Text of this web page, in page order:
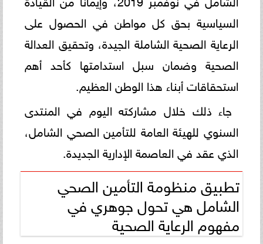
السياسية بحق كل مواطن في الحصول على
الرعاية الصحية الشاملة الجيدة، وتحقيق العدالة
الصحية وضمان سبل استدامتها كأحد أهم
استحقاقات أبناء هذا الوطن العظيم.
جاء ذلك خلال مشاركته اليوم في المنتدى
السنوي للهيئة العامة للتأمين الصحي الشامل،
الذي عقد في العاصمة الإدارية الجديدة.
تطبيق منظومة التأمين الصحي
الشامل هي تحول جوهري في
مفهوم الرعاية الصحية